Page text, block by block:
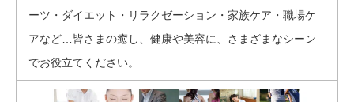
ーツ・ダイエット・リラクゼーション・家族ケア・職場ケ
アなど…皆さまの癒し、健康や美容に、さまざまなシーン
でお役立てください。